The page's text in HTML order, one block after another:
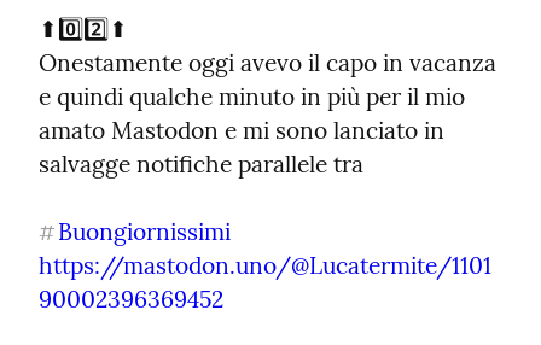
⬆️0️⃣2️⃣⬆️
Onestamente oggi avevo il capo in vacanza
e quindi qualche minuto in più per il mio
amato Mastodon e mi sono lanciato in
salvagge notifiche parallele tra
#Buongiornissimi
https://mastodon.uno/@Lucatermite/1101
90002396369452